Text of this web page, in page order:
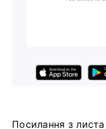
Посилання з